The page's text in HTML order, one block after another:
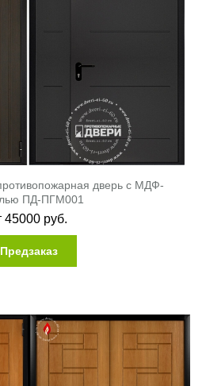
дверь с МДФ-
ПД-ПГМ001
45000 руб.
Предзаказ